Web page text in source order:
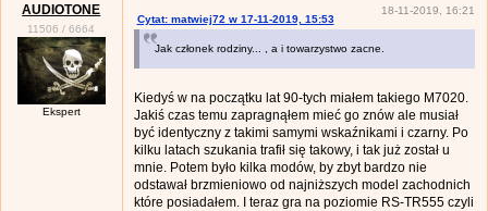
AUDIOTONE
11506 /6664
Ekspert
18-11-2019, 16:21
Cytat: matwiej72 w 17-11-2019, 15:53
Jak członek rodziny... , a i towarzystwo zacne.
Kiedyś w na początku lat 90-tych miałem takiego M7020.
Jakiś czas temu zapragnąłem mieć go znów ale musiał
być identyczny z takimi samymi wskaźnikami i czarny. Po
kilku latach szukania trafił się takowy, i tak już został u
mnie. Potem było kilka modów, by zbyt bardzo nie
odstawał brzmieniowo od najniższych model zachodnich
które posiadałem. I teraz gra na poziomie RS-TR555 czyli